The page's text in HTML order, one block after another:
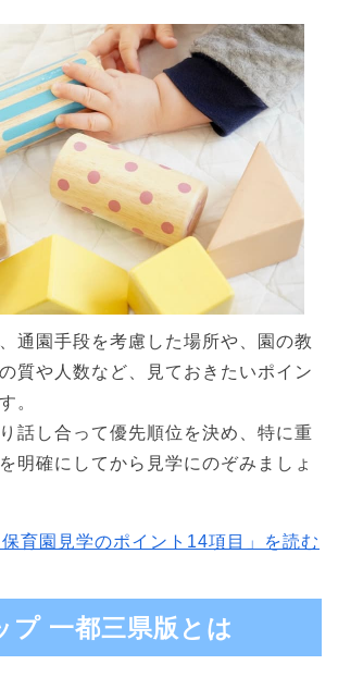
通園手段を考慮した場所や、園の教
質や人数など、見ておきたいポイン
。
話し合って優先順位を決め、特に重
明確にしてから見学にのぞみましょ
保育園見学のポイント14項目」を読む
プ 一都三県版とは